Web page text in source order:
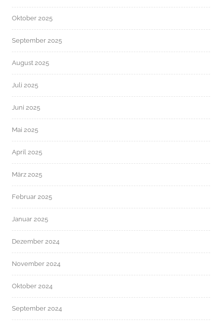
Oktober 2025
September 2025
August 2025
Juli 2025
Juni 2025
Mai 2025
April 2025
März 2025
Februar 2025
Januar 2025
Dezember 2024
November 2024
Oktober 2024
September 2024